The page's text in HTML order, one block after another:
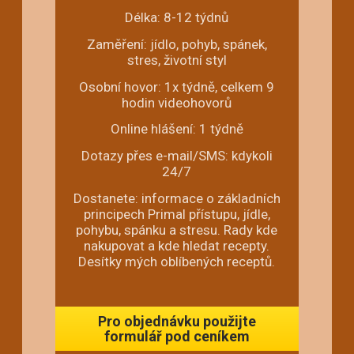
Délka: 8-12 týdnů
Zaměření: jídlo, pohyb, spánek,
stres, životní styl
Osobní hovor: 1x týdně, celkem 9
hodin videohovorů
Online hlášení: 1 týdně
Dotazy přes e-mail/SMS: kdykoli
24/7
Dostanete: informace o základních
principech Primal přístupu, jídle,
pohybu, spánku a stresu. Rady kde
nakupovat a kde hledat recepty.
Desítky mých oblíbených receptů.
Pro objednávku použijte
formulář pod ceníkem